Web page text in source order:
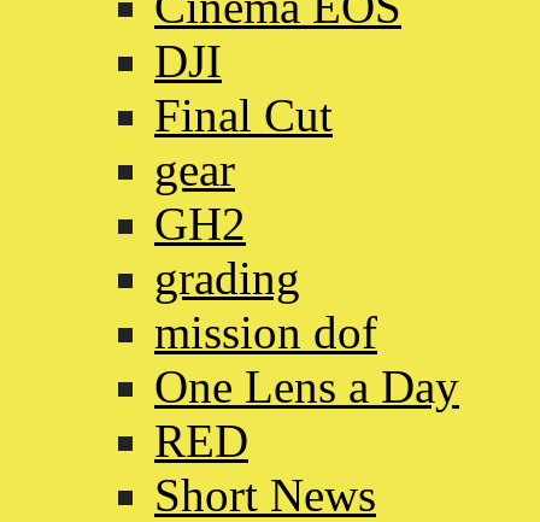
DJI
Final Cut
gear
GH2
grading
mission dof
One Lens a Day
RED
Short News